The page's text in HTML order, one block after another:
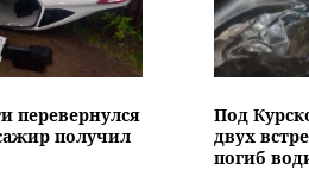
перевернулся
получил
Под
двух
погиб